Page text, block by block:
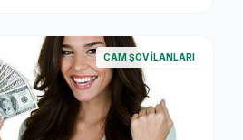
CAM ŞOV İLANLARI